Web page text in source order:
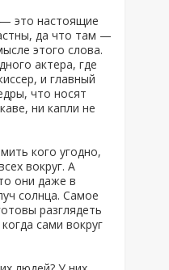
это настоящие
да что там —
этого слова.
актера, где
и главный
что носят
ни капли не
кого угодно,
вокруг. А
они даже в
солнца. Самое
разглядеть
сами вокруг